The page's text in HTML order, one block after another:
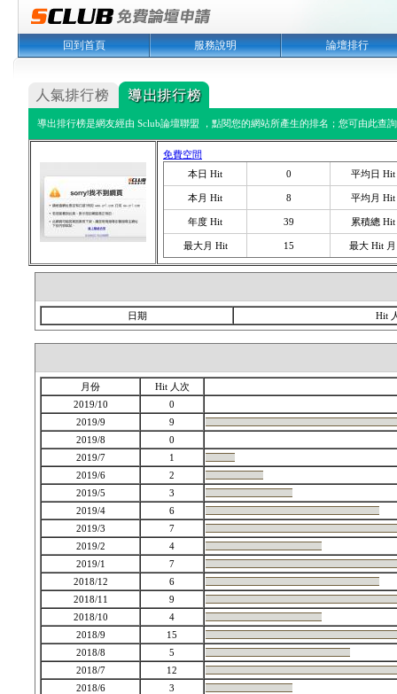
回到首頁 服務說明 論壇排行
導出排行榜是網友經由 Sclub論壇聯盟 ，點閱您的網站所產生的排名；您可由此查
免費空間
本日 Hit
0 平均日 Hit
本月 Hit 8 平均月 Hit
年度 Hit 39 累積總 Hit
最大月 Hit 15 最大 Hit 月
日期 Hit
月份
Hit 人次
2019/10
0
2019/9
9
2019/8
0
2019/7
1
2019/6
2
2019/5
3
2019/4
6
2019/3
7
2019/2
4
2019/1
7
2018/12
6
2018/11
9
2018/10
4
2018/9
15
2018/8
5
2018/7
12
2018/6
3